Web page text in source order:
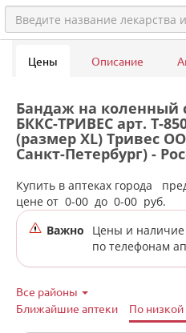
Цены Описание
Бандаж на коленный
БККС-ТРИВЕС арт. Т-
(размер XL) Тривес
Санкт-Петербург) -
аптеках города
Купить в аптеках города
цене от 0-00 до 0-00 руб.
Важно
Цены и наличие
по телефонам
Все районы
Ближайшие аптеки
По низкой